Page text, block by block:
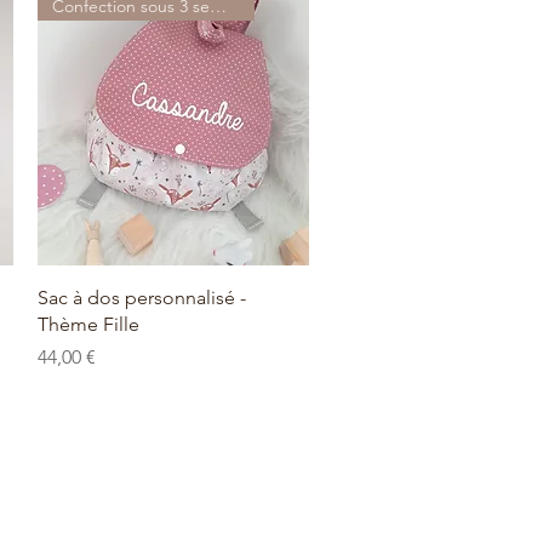
Aperçu rapide
Confection sous 3 semaines
Sac à dos personnalisé -
Thème Fille
Prix
44,00 €